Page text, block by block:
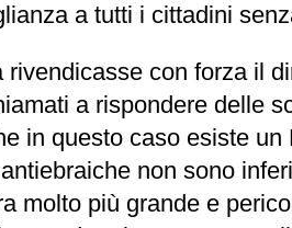
a tutti i cittadini
con forza il
a rispondere delle
in questo caso esiste
non sono
molto più grande e